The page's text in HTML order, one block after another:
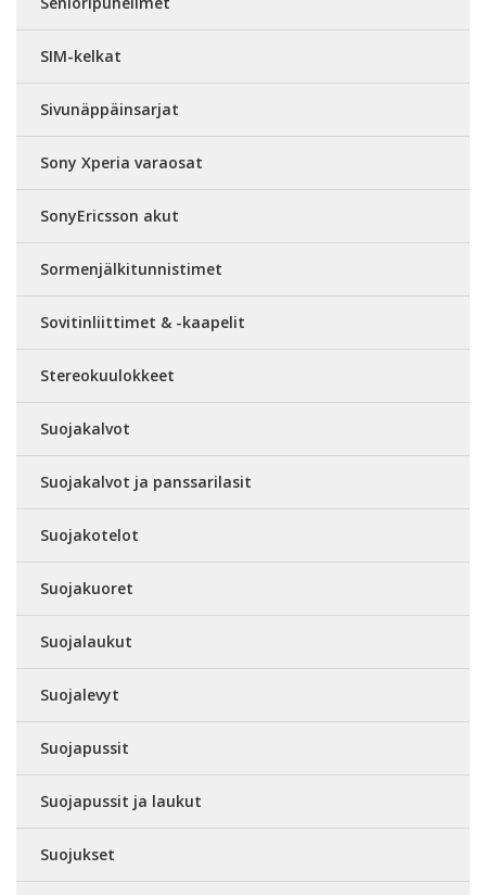
SIM-kelkat
Sivunäppäinsarjat
Sony Xperia varaosat
SonyEricsson akut
Sormenjälkitunnistimet
Sovitinliittimet & -kaapelit
Stereokuulokkeet
Suojakalvot
Suojakalvot ja panssarilasit
Suojakotelot
Suojakuoret
Suojalaukut
Suojalevyt
Suojapussit
Suojapussit ja laukut
Suojukset